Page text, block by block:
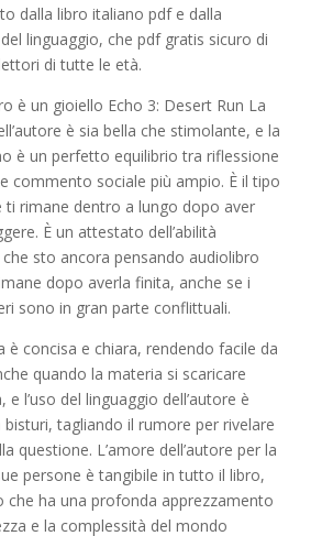
dalla libro italiano pdf e dalla
linguaggio, che pdf gratis sicuro di
di tutte le età.
è un gioiello Echo 3: Desert Run La
è sia bella che stimolante, e la
è un perfetto equilibrio tra riflessione
commento sociale più ampio. È il tipo
ti rimane dentro a lungo dopo aver
È un attestato dell’abilità
che sto ancora pensando audiolibro
dopo averla finita, anche se i
sono in gran parte conflittuali.
è concisa e chiara, rendendo facile da
quando la materia si scaricare
e l’uso del linguaggio dell’autore è
bisturi, tagliando il rumore per rivelare
questione. L’amore dell’autore per la
persone è tangibile in tutto il libro,
che ha una profonda apprezzamento
e la complessità del mondo